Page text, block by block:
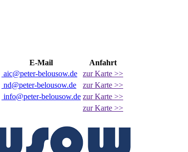
E-Mail
Anfahrt
aic@peter-belousow.de
zur Karte >>
nd@peter-belousow.de
zur Karte >>
info@peter-belousow.de zur Karte >>
zur Karte >>